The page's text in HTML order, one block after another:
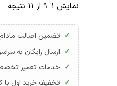
نمایش 1–9 از 11 نتیجه
تضمین اصالت
ارسال رایگان به
خدمات تعمیر
تخفیف خرید اول با